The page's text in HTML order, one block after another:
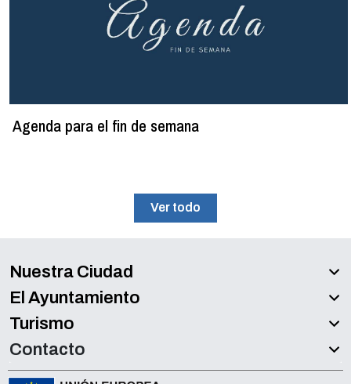
Agenda para el fin de semana
Ver todo
Nuestra Ciudad
El Ayuntamiento
Turismo
Contacto